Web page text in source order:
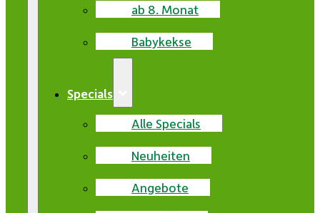
ab 8. Monat
Babykekse
Specials
Alle Specials
Neuheiten
Angebote